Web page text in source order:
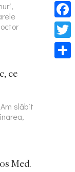
ce
slăbit
Med.